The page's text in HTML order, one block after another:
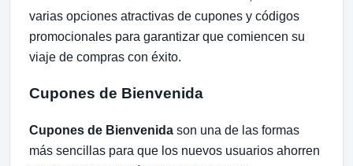
varias opciones atractivas de cupones y códigos
promocionales para garantizar que comiencen su
viaje de compras con éxito.
Cupones de Bienvenida
Cupones de Bienvenida son una de las formas
más sencillas para que los nuevos usuarios ahorren